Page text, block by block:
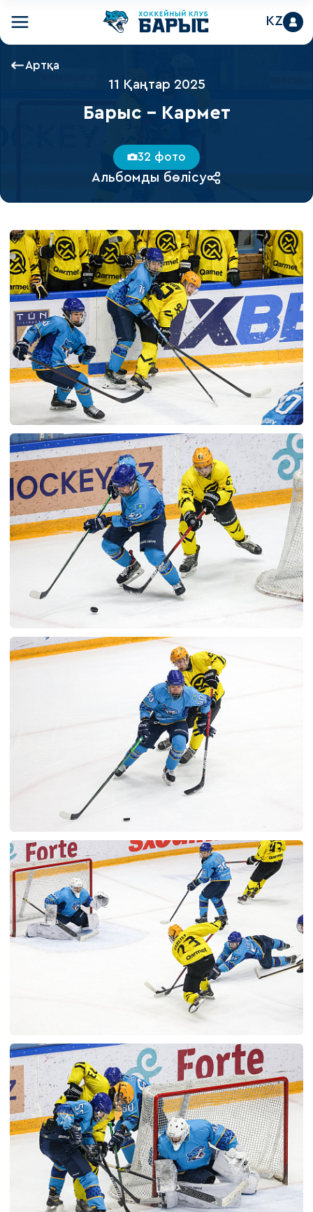
KZ
Артқа
11 Қаңтар 2025
Барыс - Кармет
32 фото
Альбомды бөлісу